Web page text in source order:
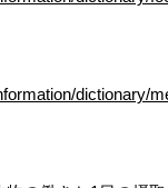
dictionary/